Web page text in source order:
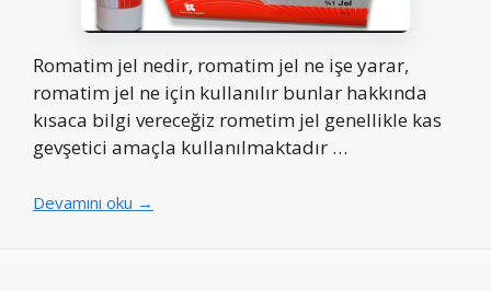
Romatim jel nedir, romatim jel ne işe yarar,
romatim jel ne için kullanılır bunlar hakkında
kısaca bilgi vereceğiz rometim jel genellikle kas
gevşetici amaçla kullanılmaktadır …
Devamını oku →